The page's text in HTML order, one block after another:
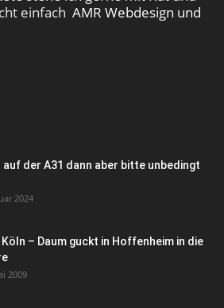
einfach AMR Webdesign und
auf der A31 dann aber bitte unbedingt
2024
Köln – Daum guckt in Hoffenheim in die
2009